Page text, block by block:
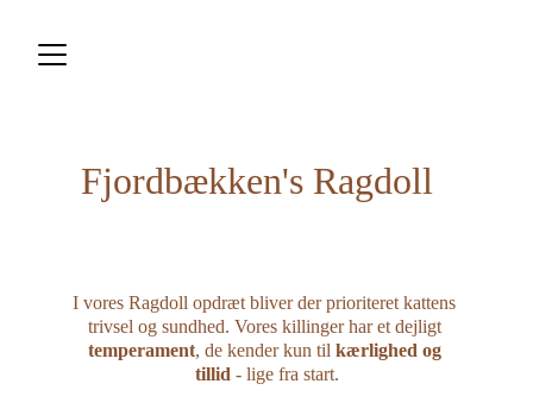
Fjordbækken's Ragdoll
I vores Ragdoll opdræt bliver der prioriteret kattens
trivsel og sundhed. Vores killinger har et dejligt
temperament, de kender kun til kærlighed og
tillid - lige fra start.